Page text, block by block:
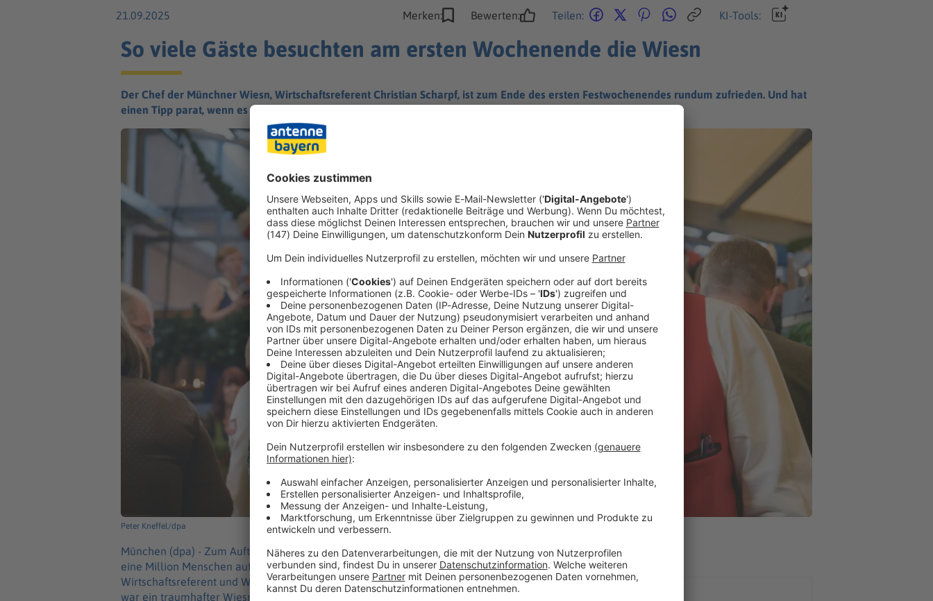
21.09.2025 Merken: Bewerten: Teilen: KI-Tools:
So viele Gäste besuchten am ersten Wochenende die Wiesn
Der Chef der Münchner Wiesn, Wirtschaftsreferent Christian Scharpf, ist zum Ende des ersten Festwochenendes rundum zufrieden. Und hat
einen Tipp parat, wenn es wieder kühler wird.
Peter Kneffel/dpa
München (dpa) - Zum Auftakt des 190. Oktoberfests haben am ersten Wochenende knapp
eine Million Menschen auf der Theresienwiese gefeiert. Das sagte Münchens
Wirtschaftsreferent und Wiesnchef Christian Scharpf der Deutschen Presse-Agentur: «Das
war ein traumhafter Wiesnstart.» Am Samstagnachmittag wurden mehr als 30 Grad